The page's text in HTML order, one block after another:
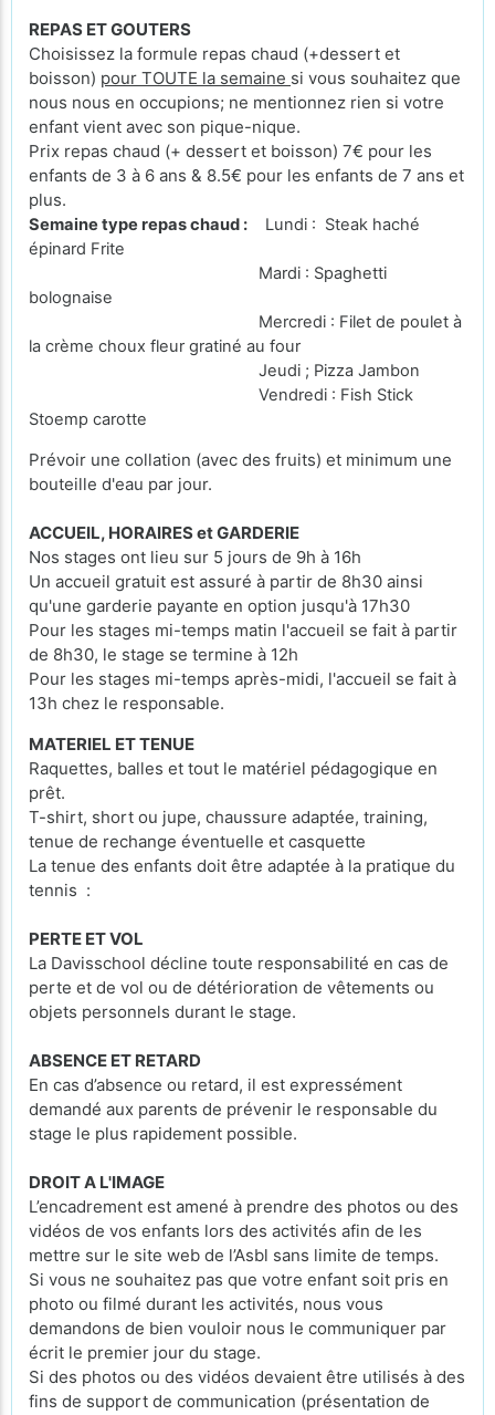
REPAS ET GOUTERS
Choisissez la formule repas chaud (+dessert et
boisson) pour TOUTE la semaine si vous souhaitez que
nous nous en occupions; ne mentionnez rien si votre
enfant vient avec son pique-nique.
Prix repas chaud (+ dessert et boisson) 7€ pour les
enfants de 3 à 6 ans & 8.5€ pour les enfants de 7 ans et
plus.
Semaine type repas chaud : Lundi : Steak haché
épinard Frite
Mardi : Spaghetti
bolognaise
Mercredi : Filet de poulet à
la crème choux fleur gratiné au four
Jeudi ; Pizza Jambon
Vendredi : Fish Stick
Stoemp carotte
Prévoir une collation (avec des fruits) et minimum une
bouteille d'eau par jour.
ACCUEIL, HORAIRES et GARDERIE
Nos stages ont lieu sur 5 jours de 9h à 16h
Un accueil gratuit est assuré à partir de 8h30 ainsi
qu'une garderie payante en option jusqu'à 17h30
Pour les stages mi-temps matin l'accueil se fait à partir
de 8h30, le stage se termine à 12h
Pour les stages mi-temps après-midi, l'accueil se fait à
13h chez le responsable.
MATERIEL ET TENUE
Raquettes, balles et tout le matériel pédagogique en
prêt.
T-shirt, short ou jupe, chaussure adaptée, training,
tenue de rechange éventuelle et casquette
La tenue des enfants doit être adaptée à la pratique du
tennis :
PERTE ET VOL
La Davisschool décline toute responsabilité en cas de
perte et de vol ou de détérioration de vêtements ou
objets personnels durant le stage.
ABSENCE ET RETARD
En cas d’absence ou retard, il est expressément
demandé aux parents de prévenir le responsable du
stage le plus rapidement possible.
DROIT A L'IMAGE
L’encadrement est amené à prendre des photos ou des
vidéos de vos enfants lors des activités afin de les
mettre sur le site web de l’Asbl sans limite de temps.
Si vous ne souhaitez pas que votre enfant soit pris en
photo ou filmé durant les activités, nous vous
demandons de bien vouloir nous le communiquer par
écrit le premier jour du stage.
Si des photos ou des vidéos devaient être utilisés à des
fins de support de communication (présentation de